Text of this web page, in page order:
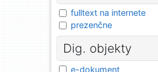
fulltext na internete
prezenčne
Dig. objekty
e-dokument